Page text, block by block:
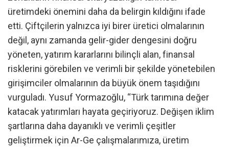
üretimdeki önemini daha da belirgin kıldığını ifade
etti. Çiftçilerin yalnızca iyi birer üretici olmalarının
değil, aynı zamanda gelir-gider dengesini doğru
yöneten, yatırım kararlarını bilinçli alan, finansal
risklerini görebilen ve verimli bir şekilde yönetebilen
girişimciler olmalarının da büyük önem taşıdığını
vurguladı. Yusuf Yormazoğlu, “Türk tarımına değer
katacak yatırımları hayata geçiriyoruz. Değişen iklim
şartlarına daha dayanıklı ve verimli çeşitler
geliştirmek için Ar-Ge çalışmalarımıza, üretim